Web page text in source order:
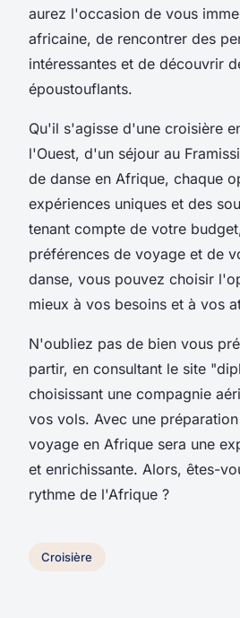
aurez l'occasion de vous
africaine, de rencontrer des
intéressantes et de découvrir
époustouflants.
Qu'il s'agisse d'une croisière
l'Ouest, d'un séjour au
de danse en Afrique, chaque
expériences uniques et des
tenant compte de votre
préférences de voyage et de
danse, vous pouvez choisir
mieux à vos besoins et à vos
N'oubliez pas de bien vous
partir, en consultant le site
choisissant une compagnie
vos vols. Avec une
voyage en Afrique sera une
et enrichissante. Alors, êtes-
rythme de l'Afrique ?
Croisière